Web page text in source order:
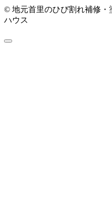
© 地元首里のひび割れ補修・
ハウス